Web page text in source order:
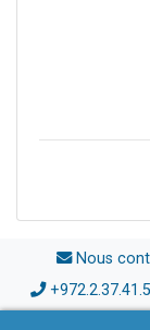
Nous